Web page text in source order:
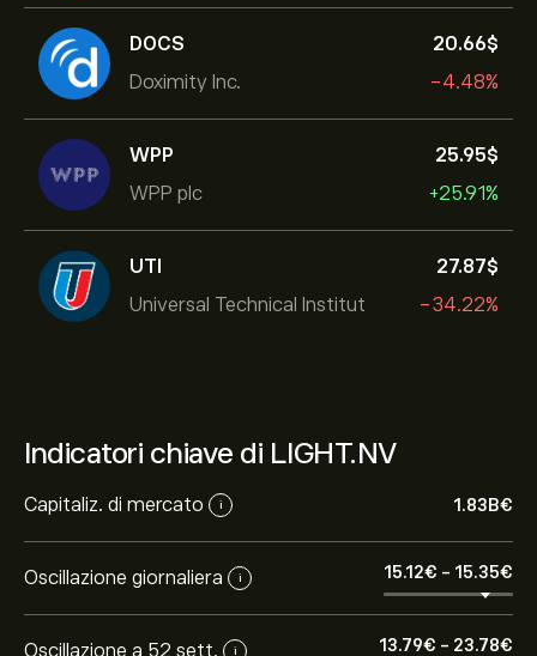
DOCS
Doximity Inc.
20.66‎$‎
-4.48%
WPP
WPP plc
25.95‎$‎
+25.91%
UTI
Universal Technical Institut
27.87‎$‎
-34.22%
Indicatori chiave di LIGHT.NV
Capitaliz. di mercato i 1.83B‎€‎
Oscillazione giornaliera i 15.12‎€‎ - 15.35‎€‎
Oscillazione a 52 sett. i 13.79‎€‎ - 23.78‎€‎